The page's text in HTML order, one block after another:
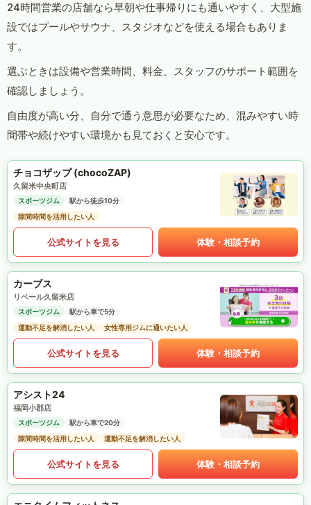
24時間営業の店舗なら早朝や仕事帰りにも通いやすく、大型施
設ではプールやサウナ、スタジオなどを使える場合もありま
す。
選ぶときは設備や営業時間、料金、スタッフのサポート範囲を
確認しましょう。
自由度が高い分、自分で通う意思が必要なため、混みやすい時
間帯や続けやすい環境かも見ておくと安心です。
チョコザップ (chocoZAP)
久留米中央町店
スポーツジム
駅から徒歩10分
隙間時間を活用したい人
公式サイトを見る 体験・相談予約
カーブス
リベール久留米店
スポーツジム
駅から車で5分
運動不足を解消したい人
女性専用ジムに通いたい人
公式サイトを見る 体験・相談予約
アシスト24
福岡小郡店
スポーツジム
駅から車で20分
隙間時間を活用したい人
運動不足を解消したい人
公式サイトを見る 体験・相談予約